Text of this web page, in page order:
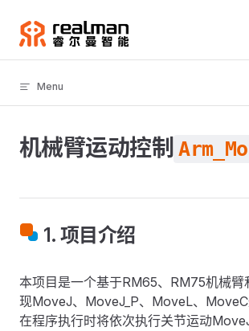
Skip to content
Menu
机械臂运动控制
1. 项目介绍
本项目是一个基于RM65、RM75机械臂
现MoveJ、MoveJ_P、MoveL、MoveC
在程序执行时将依次执行关节运动